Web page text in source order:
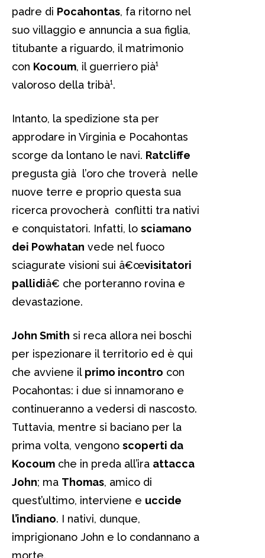
padre di Pocahontas, fa ritorno nel
suo villaggio e annuncia a sua figlia,
titubante a riguardo, il matrimonio
con Kocoum, il guerriero pià¹
valoroso della tribà¹.
Intanto, la spedizione sta per
approdare in Virginia e Pocahontas
scorge da lontano le navi. Ratcliffe
pregusta già l’oro che troverà nelle
nuove terre e proprio questa sua
ricerca provocherà conflitti tra nativi
e conquistatori. Infatti, lo sciamano
dei Powhatan vede nel fuoco
sciagurate visioni sui â€œvisitatori
pallidiâ€ che porteranno rovina e
devastazione.
John Smith si reca allora nei boschi
per ispezionare il territorio ed è qui
che avviene il primo incontro con
Pocahontas: i due si innamorano e
continueranno a vedersi di nascosto.
Tuttavia, mentre si baciano per la
prima volta, vengono scoperti da
Kocoum che in preda all’ira attacca
John; ma Thomas, amico di
quest’ultimo, interviene e uccide
l’indiano. I nativi, dunque,
imprigionano John e lo condannano a
morte.